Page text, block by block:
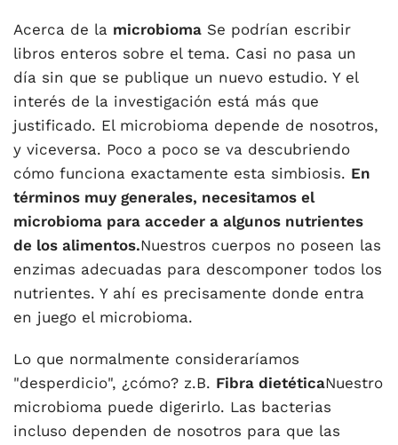
Acerca de la microbioma Se podrían escribir
libros enteros sobre el tema. Casi no pasa un
día sin que se publique un nuevo estudio. Y el
interés de la investigación está más que
justificado. El microbioma depende de nosotros,
y viceversa. Poco a poco se va descubriendo
cómo funciona exactamente esta simbiosis. En
términos muy generales, necesitamos el
microbioma para acceder a algunos nutrientes
de los alimentos.Nuestros cuerpos no poseen las
enzimas adecuadas para descomponer todos los
nutrientes. Y ahí es precisamente donde entra
en juego el microbioma.
Lo que normalmente consideraríamos
"desperdicio", ¿cómo? z.B. Fibra dietéticaNuestro
microbioma puede digerirlo. Las bacterias
incluso dependen de nosotros para que las